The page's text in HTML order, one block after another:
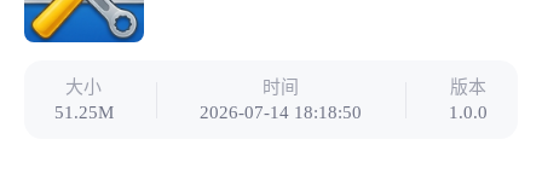
大小
51.25M
时间
2026-07-14 18:18:50
版本
1.0.0